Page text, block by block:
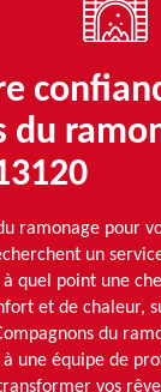
du
ramonage pour
un
à quel point une
et de chaleur,
du
une équipe de
vos